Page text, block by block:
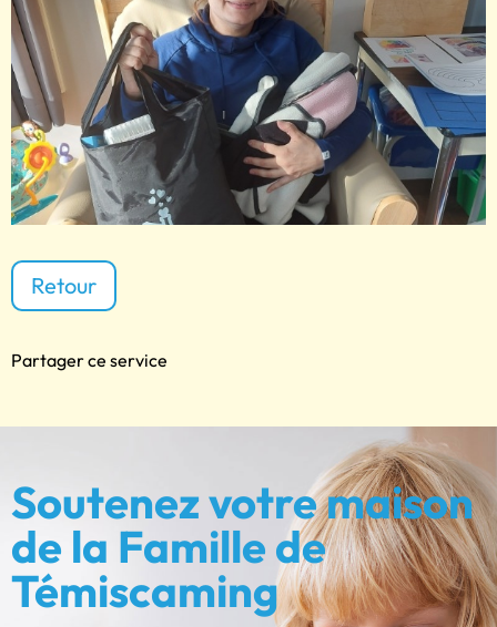
Retour
Partager ce service
Soutenez votre maison
de la Famille de
Témiscaming